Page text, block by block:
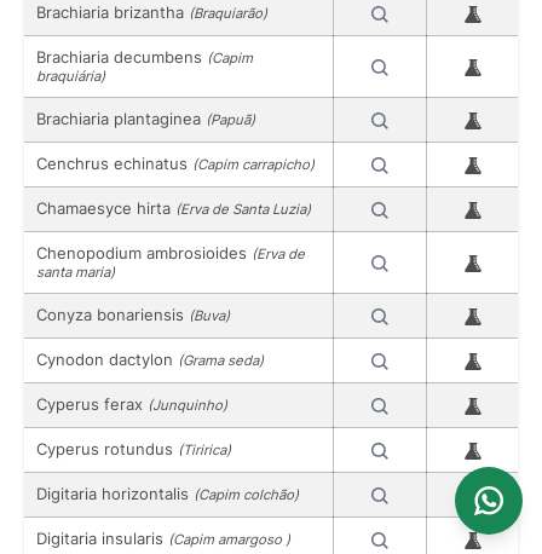
Brachiaria brizantha (Braquiarão)
Brachiaria decumbens (Capim
braquiária)
Brachiaria plantaginea (Papuã)
Cenchrus echinatus (Capim carrapicho)
Chamaesyce hirta (Erva de Santa Luzia)
Chenopodium ambrosioides (Erva de
santa maria)
Conyza bonariensis (Buva)
Cynodon dactylon (Grama seda)
Cyperus ferax (Junquinho)
Cyperus rotundus (Tiririca)
Digitaria horizontalis (Capim colchão)
Digitaria insularis (Capim amargoso )